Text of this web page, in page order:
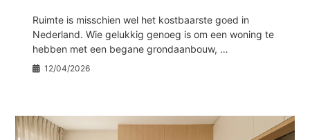
Ruimte is misschien wel het kostbaarste goed in
Nederland. Wie gelukkig genoeg is om een woning te
hebben met een begane grondaanbouw, …
12/04/2026